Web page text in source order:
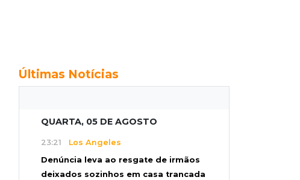
Últimas Notícias
QUARTA, 05 DE AGOSTO
23:21 Los Angeles
Denúncia leva ao resgate de irmãos
deixados sozinhos em casa trancada